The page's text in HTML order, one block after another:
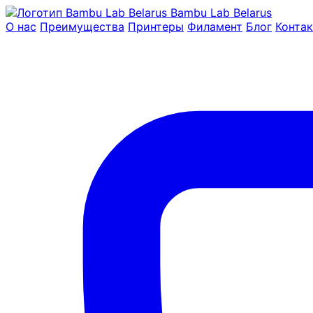
Bambu Lab Belarus
О нас Преимущества Принтеры Филамент Блог